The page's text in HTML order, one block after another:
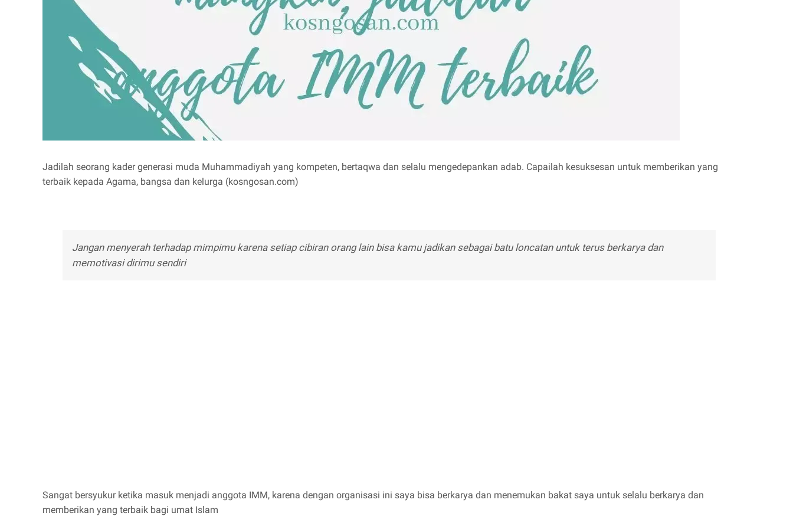
Jadilah seorang kader generasi muda Muhammadiyah yang kompeten, bertaqwa dan selalu mengedepankan adab. Capailah kesuksesan untuk memberikan yang
terbaik kepada Agama, bangsa dan kelurga (kosngosan.com)
Jangan menyerah terhadap mimpimu karena setiap cibiran orang lain bisa kamu jadikan sebagai batu loncatan untuk terus berkarya dan
memotivasi dirimu sendiri
Sangat bersyukur ketika masuk menjadi anggota IMM, karena dengan organisasi ini saya bisa berkarya dan menemukan bakat saya untuk selalu berkarya dan
memberikan yang terbaik bagi umat Islam